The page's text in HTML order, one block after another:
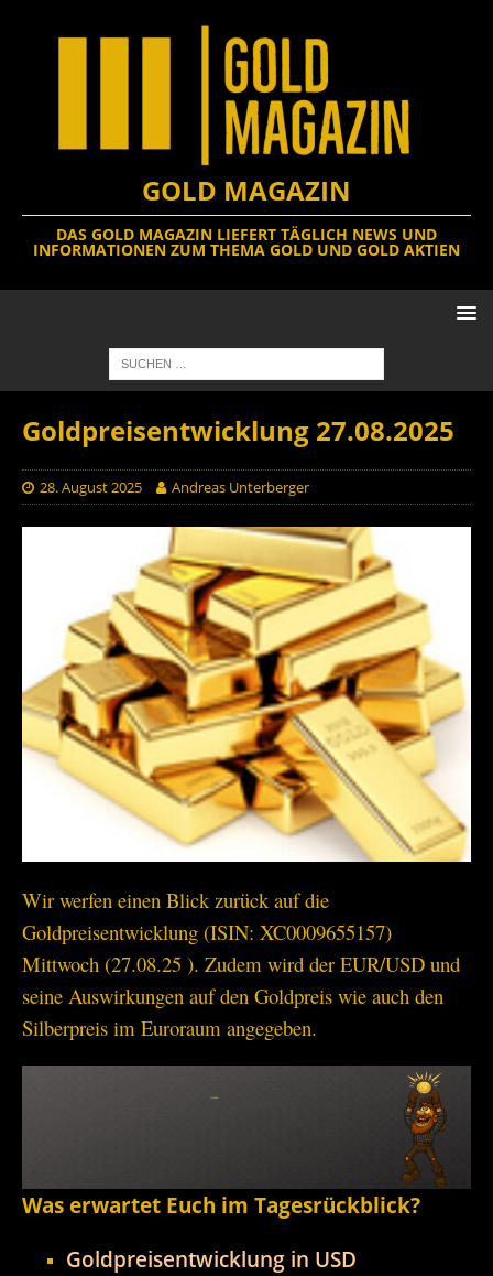
GOLD MAGAZIN
DAS GOLD MAGAZIN LIEFERT TÄGLICH NEWS UND
INFORMATIONEN ZUM THEMA GOLD UND GOLD AKTIEN
Goldpreisentwicklung 27.08.2025
28. August 2025 Andreas Unterberger
Wir werfen einen Blick zurück auf die
Goldpreisentwicklung (ISIN: XC0009655157)
Mittwoch (27.08.25 ). Zudem wird der EUR/USD und
seine Auswirkungen auf den Goldpreis wie auch den
Silberpreis im Euroraum angegeben.
Was erwartet Euch im Tagesrückblick?
Goldpreisentwicklung in USD